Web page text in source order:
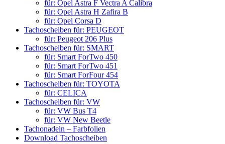
für: Opel Astra F Vectra A Calibra
für: Opel Astra H Zafira B
für: Opel Corsa D
Tachoscheiben für: PEUGEOT
für: Peugeot 206 Plus
Tachoscheiben für: SMART
für: Smart ForTwo 450
für: Smart ForTwo 451
für: Smart ForFour 454
Tachoscheiben für: TOYOTA
für: CELICA
Tachoscheiben für: VW
für: VW Bus T4
für: VW New Beetle
Tachonadeln – Farbfolien
Download Tachoscheiben